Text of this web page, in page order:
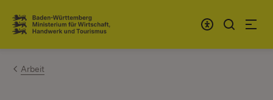
Zum Inhalt springen
Link zur Startseite
Arbeit